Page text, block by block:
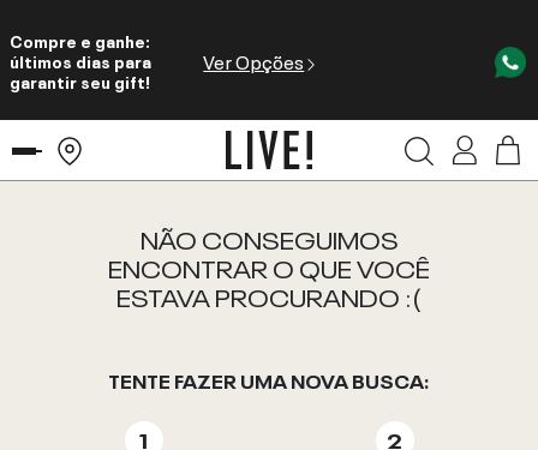
Compre e ganhe:
últimos dias para
garantir seu gift!
Ver Opções
NÃO CONSEGUIMOS
ENCONTRAR O QUE VOCÊ
ESTAVA PROCURANDO :(
TENTE FAZER UMA NOVA BUSCA: